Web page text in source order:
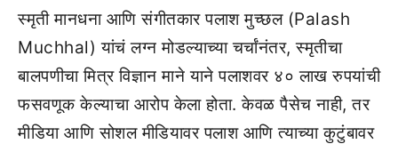
स्मृती मानधना आणि संगीतकार पलाश मुच्छल (Palash
Muchhal) यांचं लग्न मोडल्याच्या चर्चांनंतर, स्मृतीचा
बालपणीचा मित्र विज्ञान माने याने पलाशवर ४० लाख रुपयांची
फसवणूक केल्याचा आरोप केला होता. केवळ पैसेच नाही, तर
मीडिया आणि सोशल मीडियावर पलाश आणि त्याच्या कुटुंबावर